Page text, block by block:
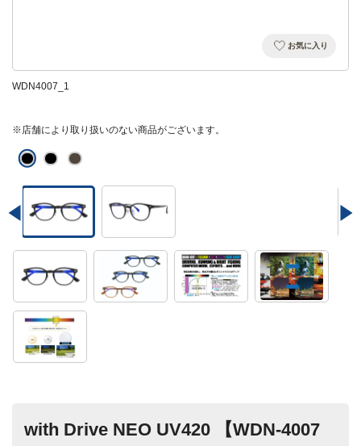
お気に入り
WDN4007_1
※店舗により取り扱いのない商品がございます。
with Drive NEO UV420 【WDN-4007